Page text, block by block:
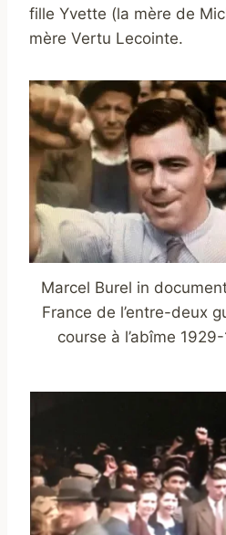
fille Yvette (la mère de
mère Vertu Lecointe.
Marcel Burel in
France de l’entre-deux
course à l’abîme